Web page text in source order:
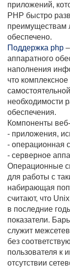
приложений,
PHP быстро
преимуществам
обеспечено.
Поддержка php
аппаратного
наполнения
что
необходимости
обеспечения.
Компоненты
- приложения,
- операционная
- серверное
Операционные
для работы с
набирающая
считают, что
в последние
показатели.
служит
без
пользователя
отсутствии